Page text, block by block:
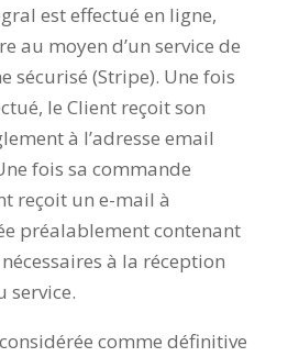
est effectué en ligne,
au moyen d’un service de
sécurisé (Stripe). Une fois
le Client reçoit son
à l’adresse email
fois sa commande
reçoit un e-mail à
préalablement contenant
à la réception
service.
comme définitive